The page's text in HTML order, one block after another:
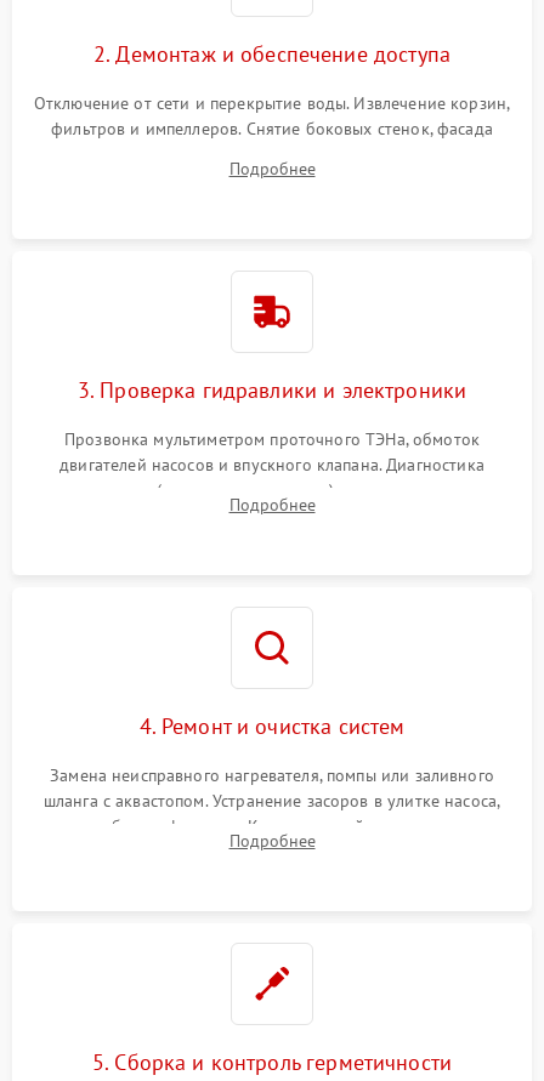
2. Демонтаж и обеспечение доступа
Отключение от сети и перекрытие воды. Извлечение корзин,
фильтров и импеллеров. Снятие боковых стенок, фасада
циркуляционному насосу, ТЭНу и сливной помпе.
Подробнее
3. Проверка гидравлики и электроники
Прозвонка мультиметром проточного ТЭНа, обмоток
двигателей насосов и впускного клапана. Диагностика
прессостата (датчика уровня воды), датчика мутности,
концевика дверцы и электронного модуля управления.
Подробнее
4. Ремонт и очистка систем
Замена неисправного нагревателя, помпы или заливного
шланга с аквастопом. Устранение засоров в улитке насоса,
патрубках и фильтрах. Компонентный ремонт платы
управления, восстановление поврежденной проводки.
Подробнее
5. Сборка и контроль герметичности